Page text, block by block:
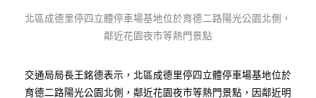
北區成德里停四立體停車場基地位於育德二路陽光公園北側，
鄰近花園夜市等熱門景點
交通局局長王銘德表示，北區成德里停四立體停車場基地位於
育德二路陽光公園北側，鄰近花園夜市等熱門景點，因鄰近明